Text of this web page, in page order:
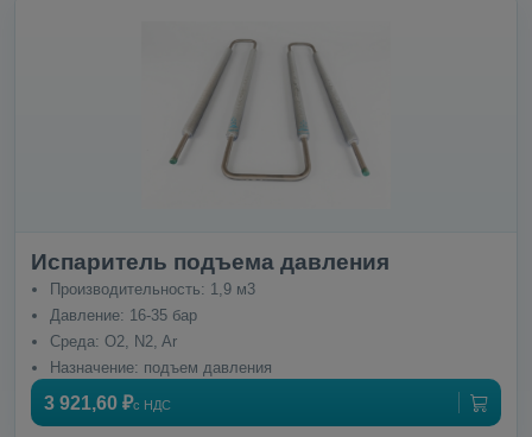
Испаритель подъема давления
Производительность: 1,9 м3
Давление: 16-35 бар
Среда: O2, N2, Ar
Назначение: подъем давления
3 921,60 ₽с НДС